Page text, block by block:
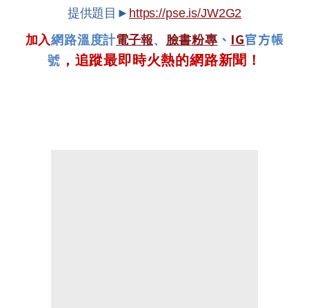
提供題目► https://pse.is/JW2G2
加入網路溫度計電子報、 臉書粉專 、 IG官方帳
號 ，追蹤最即時火熱的網路新聞！